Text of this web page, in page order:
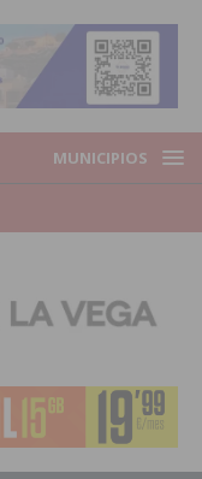
MUNICIPIOS